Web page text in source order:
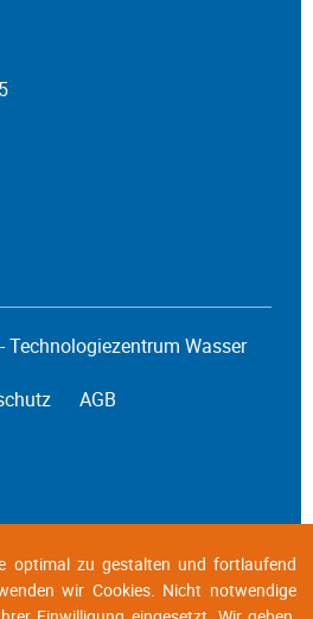
Technologiezentrum Wasser
AGB
optimal zu gestalten und fortlaufend
wir Cookies. Nicht notwendige